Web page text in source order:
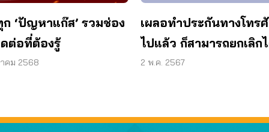
‘ปัญหาแก๊ส’ รวมช่อง
ต่อที่ต้องรู้
คม 2568
เผลอทำประกันทางโทร
ไปแล้ว ก็สามารถยกเลิก
2 พ.ค. 2567